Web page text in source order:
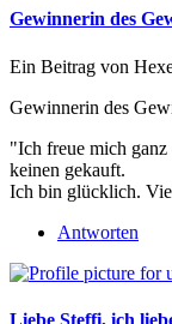
Gewinnerin des
Ein Beitrag von
Gewinnerin des
"Ich freue mich
keinen gekauft.
Ich bin glücklich.
Antworten
Liebe Steffi, ich